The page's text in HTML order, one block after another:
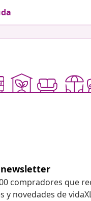
compradores que
y novedades de